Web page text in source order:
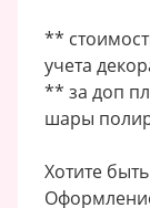
**
учета
** за доп
шары
Хотите